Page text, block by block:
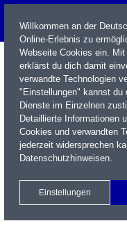
Name / WKN / ISIN / Kürzel
Xetra Realtime
Willkommen an der
Online-Erlebnis zu
Webseite Cookies ein.
erklärst du dich damit
verwandte Technologien
"Einstellungen" kannst du
Dienste im Einzelnen
Detaillierte Informationen
Cookies und verwandten
jederzeit widersprechen
Datenschutzhinweisen.
Einstellungen